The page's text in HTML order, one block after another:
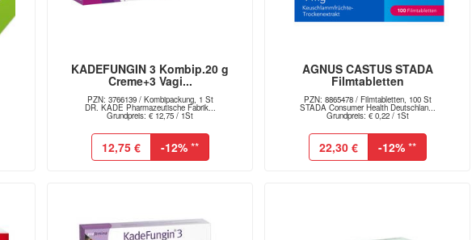
KADEFUNGIN 3 Kombip.20 g
Creme+3 Vagi...
PZN: 3766139 / Kombipackung, 1 St
DR. KADE Pharmazeutische Fabrik...
Grundpreis: € 12,75 / 1St
12,75 € -12%**
AGNUS CASTUS STADA
Filmtabletten
PZN: 8865478 / Filmtabletten, 100 St
STADA Consumer Health Deutschlan...
Grundpreis: € 0,22 / 1St
22,30 € -12%**